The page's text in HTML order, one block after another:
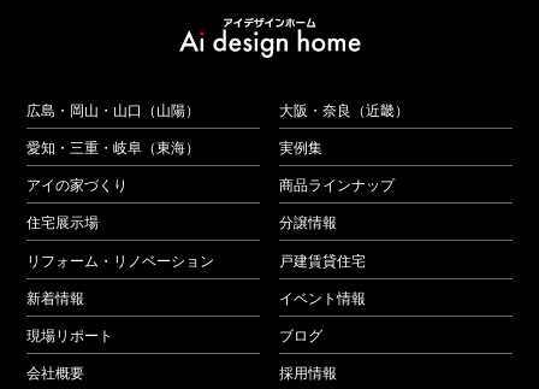
広島・岡山・山口（山陽） 大阪・奈良（近畿）
愛知・三重・岐阜（東海） 実例集
アイの家づくり 商品ラインナップ
住宅展示場 分譲情報
リフォーム・リノベーション 戸建賃貸住宅
新着情報 イベント情報
現場リポート ブログ
会社概要 採用情報